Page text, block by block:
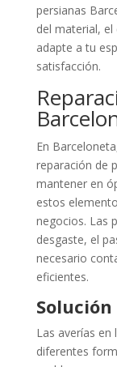
persianas
del material,
adapte a tu
satisfacción.
En
reparación de
mantener en
estos
negocios. Las
desgaste, el
necesario
eficientes.
Las averías en
diferentes